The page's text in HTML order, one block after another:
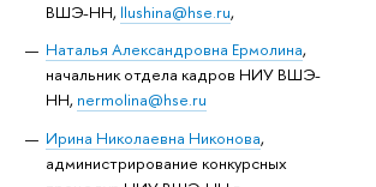
ВШЭ-НН, llushina@hse.ru,
Наталья Александровна Ермолина,
начальник отдела кадров НИУ ВШЭ-
НН, nermolina@hse.ru
Ирина Николаевна Никонова,
администрирование конкурсных